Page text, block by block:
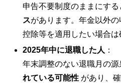
申告不要制度のままにす
スがあります。年金以外
控除等を適用したい場合は
2025年中に退職した人 ：
年末調整のない退職月の
れている可能性 があり、